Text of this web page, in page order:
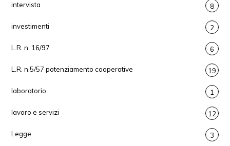
intervista 8
investimenti 2
L.R. n. 16/97 6
L.R. n.5/57 potenziamento cooperative 19
laboratorio 1
lavoro e servizi 12
Legge 3